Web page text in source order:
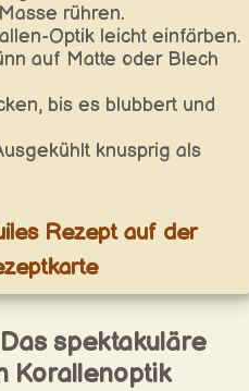
rühren.
Optik leicht einfärben.
auf Matte oder Blech
bis es blubbert und
knusprig als
Rezept auf der
spektakuläre
Korallenoptik